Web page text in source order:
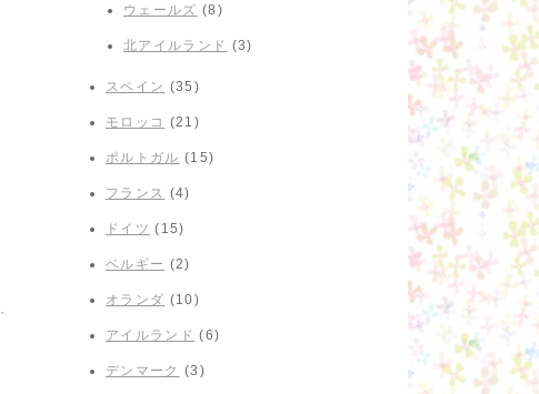
ウェールズ (8)
北アイルランド (3)
スペイン (35)
モロッコ (21)
ポルトガル (15)
フランス (4)
ドイツ (15)
ベルギー (2)
オランダ (10)
アイルランド (6)
デンマーク (3)